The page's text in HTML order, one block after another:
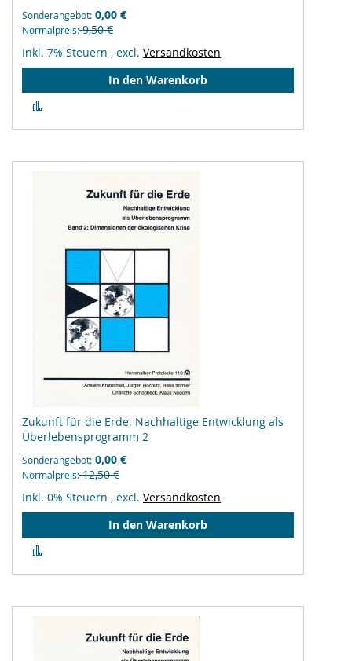
Sonderangebot 0,00 €
Normalpreis 9,50 €
Inkl. 7% Steuern , excl. Versandkosten
In den Warenkorb
hinzufügen
Zukunft für die Erde. Nachhaltige Entwicklung als
Überlebensprogramm 2
Sonderangebot 0,00 €
Normalpreis 12,50 €
Inkl. 0% Steuern , excl. Versandkosten
In den Warenkorb
hinzufügen